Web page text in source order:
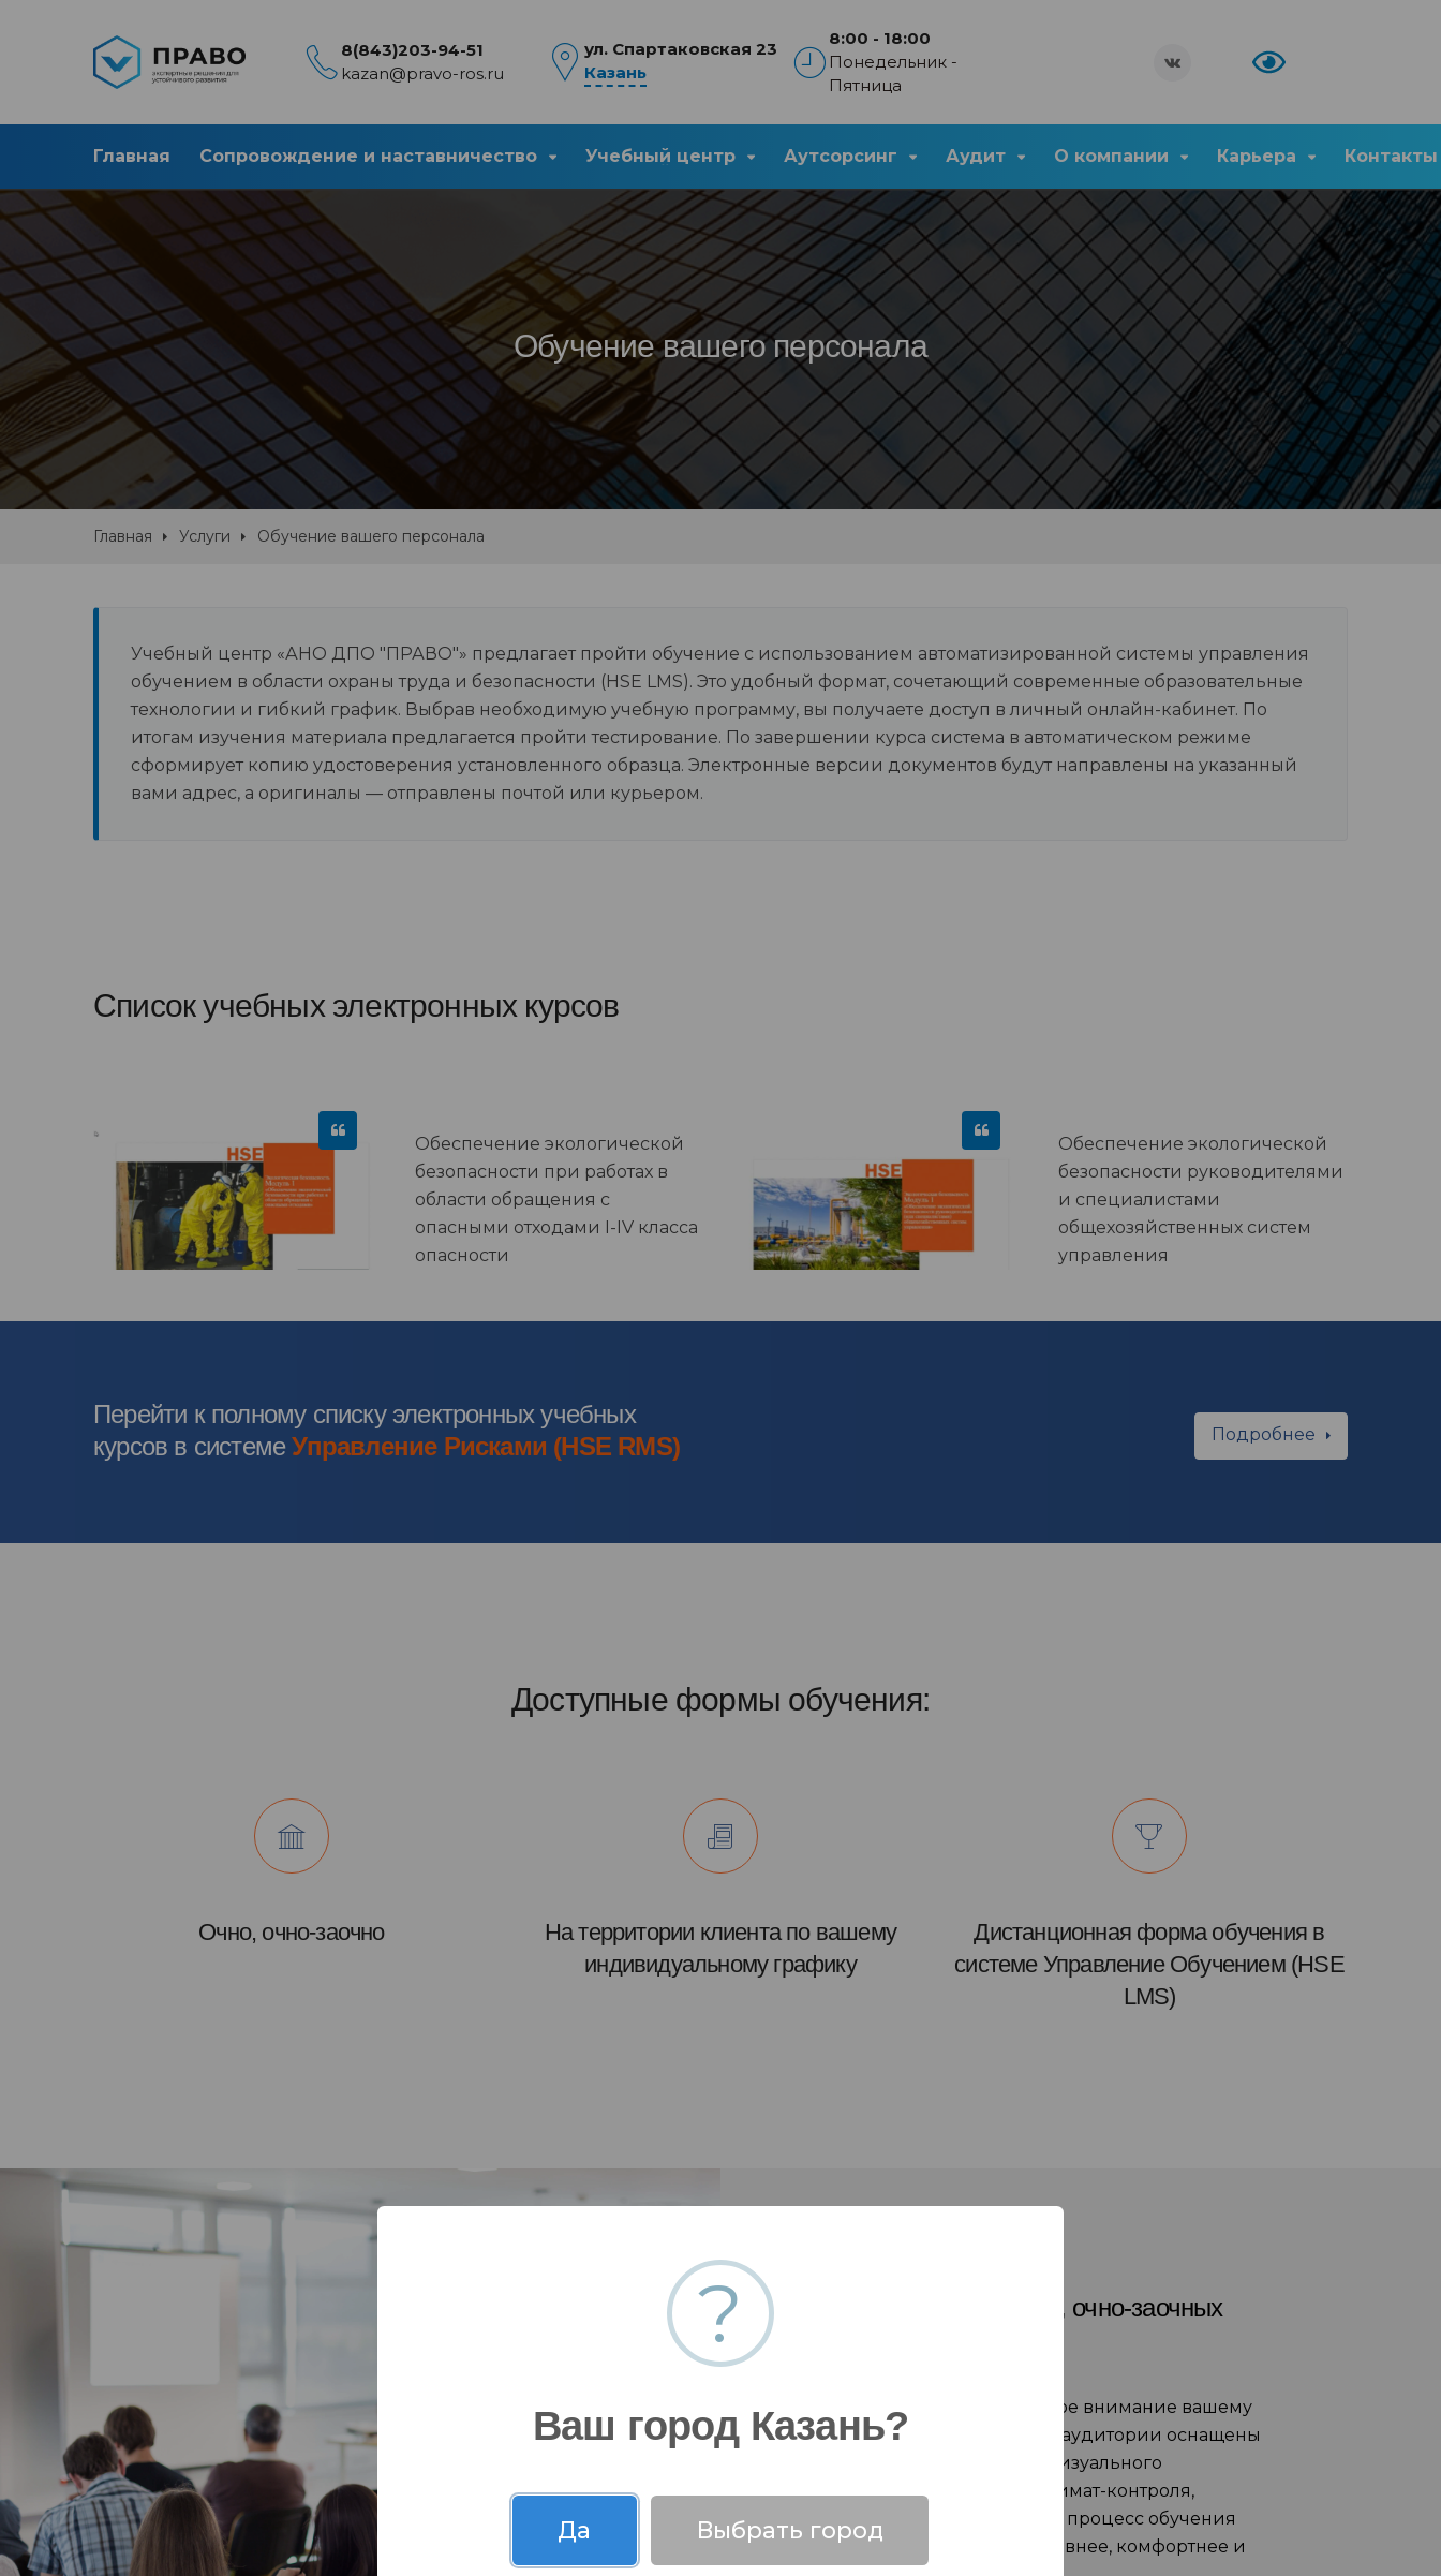
8(843)203-94-51
kazan@pravo-ros.ru
ул. Спартаковская 23
Казань
8:00 - 18:00
Понедельник -
Пятница
Главная Сопровождение и наставничество Учебный центр Аутсорсинг Аудит О компании Карьера Контакты
Обучение вашего персонала
Главная Услуги Обучение вашего персонала
Учебный центр «АНО ДПО "ПРАВО"» предлагает пройти обучение с использованием автоматизированной системы управления
обучением в области охраны труда и безопасности (HSE LMS). Это удобный формат, сочетающий современные образовательные
технологии и гибкий график. Выбрав необходимую учебную программу, вы получаете доступ в личный онлайн-кабинет. По
итогам изучения материала предлагается пройти тестирование. По завершении курса система в автоматическом режиме
сформирует копию удостоверения установленного образца. Электронные версии документов будут направлены на указанный
вами адрес, а оригиналы — отправлены почтой или курьером.
Список учебных электронных курсов
Обеспечение экологической
безопасности при работах в
области обращения с
опасными отходами I-IV класса
опасности
Обеспечение экологической
безопасности руководителями
и специалистами
общехозяйственных систем
управления
Перейти к полному списку электронных учебных
курсов в системеУправление Рисками (HSE RMS) Подробнее
Доступные формы обучения:
Очно, очно-заочно
На территории клиента по вашему
индивидуальному графику
Дистанционная форма обучения в
системе Управление Обучением (HSE
LMS)
График очных, очно-заочных
Мы уделяем большое внимание вашему
комфорту. Учебные аудитории оснащены
системами аудио-визуального
оборудования и климат-контроля,
благодаря которым, процесс обучения
становится эффективнее, комфортнее и
?
Ваш город Казань?
Да Выбрать город